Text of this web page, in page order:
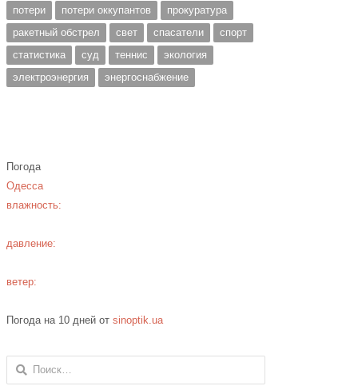
потери
потери оккупантов
прокуратура
ракетный обстрел
свет спасатели
спорт
статистика
суд теннис
экология
электроэнергия
энергоснабжение
Погода
Одесса
влажность:
давление:
ветер:
Погода на 10 дней отsinoptik.ua
Найти: